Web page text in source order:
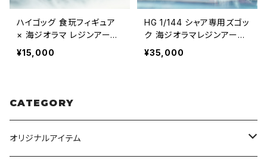
ハイゴッグ 食玩フィギュア
× 海ジオラマ レジンアート
完成品、オリジナルアクリル
ケース付属
¥15,000
HG 1/144 シャア専用ズゴッ
ク 海ジオラマレジンアート
完成品 アクリルケース付
¥35,000
CATEGORY
オリジナルアイテム